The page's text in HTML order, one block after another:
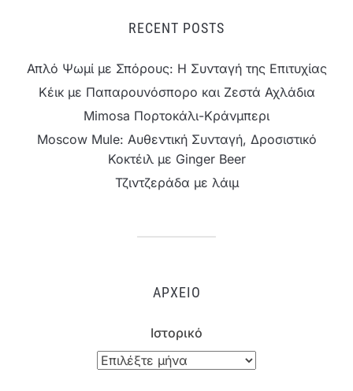
RECENT POSTS
Απλό Ψωμί με Σπόρους: Η Συνταγή της Επιτυχίας
Κέικ με Παπαρουνόσπορο και Ζεστά Αχλάδια
Mimosa Πορτοκάλι-Κράνμπερι
Moscow Mule: Αυθεντική Συνταγή, Δροσιστικό
Κοκτέιλ με Ginger Beer
Τζιντζεράδα με λάιμ
ΑΡΧΕΊΟ
Ιστορικό